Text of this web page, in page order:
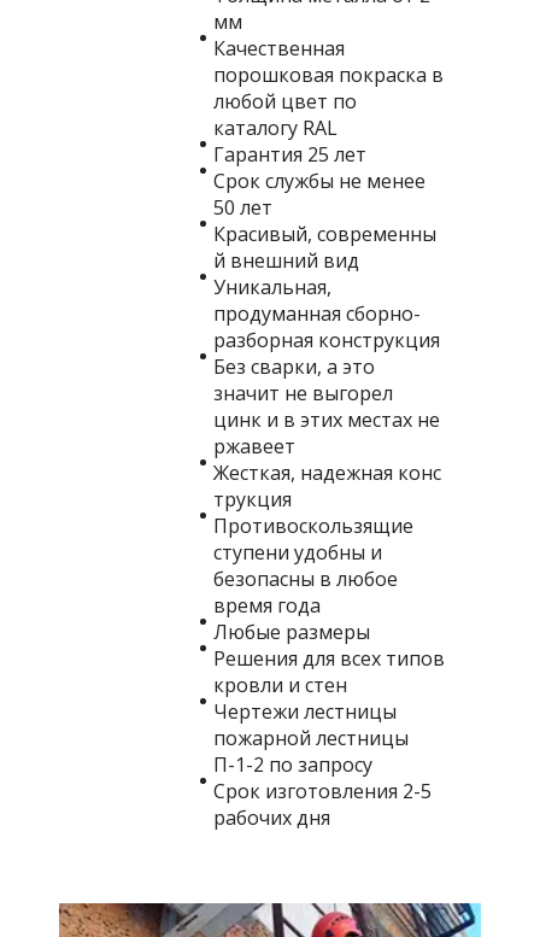
мм
Качественная
порошковая покраска в
любой цвет по
каталогу RAL
Гарантия 25 лет
Срок службы не менее
50 лет
Красивый, современны
й внешний вид
Уникальная,
продуманная сборно-
разборная конструкция
Без сварки, а это
значит не выгорел
цинк и в этих местах не
ржавеет
Жесткая, надежная конс
трукция
Противоскользящие
ступени удобны и
безопасны в любое
время года
Любые размеры
Решения для всех типов
кровли и стен
Чертежи лестницы
пожарной лестницы
П-1-2 по запросу
Срок изготовления 2-5
рабочих дня